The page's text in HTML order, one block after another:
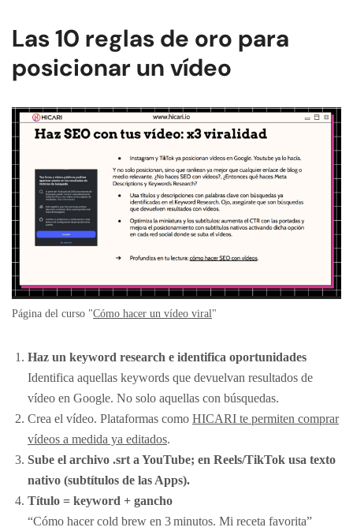
Las 10 reglas de oro para
posicionar un vídeo
Página del curso "Cómo hacer un vídeo viral"
Haz un keyword research e identifica oportunidades
Identifica aquellas keywords que devuelvan resultados de
vídeo en Google. No solo aquellas con búsquedas.
Crea el vídeo. Plataformas como HICARI te permiten comprar
vídeos a medida ya editados.
Sube el archivo .srt a YouTube; en Reels/TikTok usa texto
nativo (subtítulos de las Apps).
Título = keyword + gancho
“Cómo hacer cold brew en 3 minutos. Mi receta favorita”